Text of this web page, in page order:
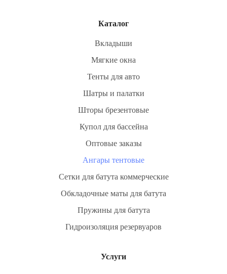
Средняя стоимость — от 7000 руб./м² (зависит от размеров,
3. Минимальные требования к
Небольшая нагрузка на грунт позволяет использовать:
Это существенно снижает общую стоимость проекта.
4. Мобильность
перевезти и собрать на новом месте.
Каталог
Вкладыши
Мягкие окна
Тенты для авто
Шатры и палатки
Шторы брезентовые
Купол для бассейна
Оптовые заказы
Ангары тентовые
Сетки для батута коммерческие
Обкладочные маты для батута
Пружины для батута
Гидроизоляция резервуаров
Услуги